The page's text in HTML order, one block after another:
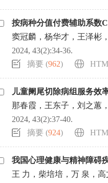
按病种分值付费辅助系数
窦冠麟，杨华才，王泽彬
2024, 43(2):34-36.
摘要 (962)
儿童阑尾切除病组服务效
那春霞，王东子，刘之蕙
2024, 43(2):37-40.
摘要 (924)
我国心理健康与精神障碍
王 力，柴培培，万 泉，高